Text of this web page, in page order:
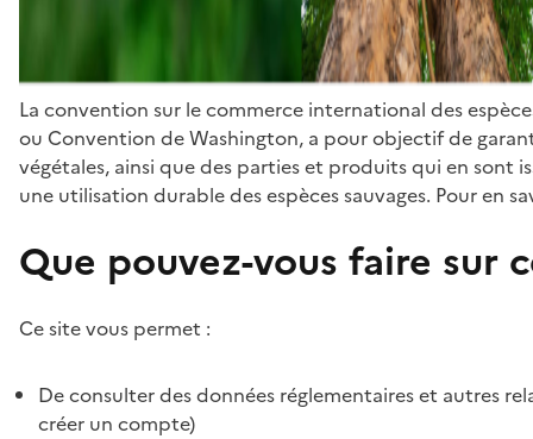
La convention sur le commerce international des
ou Convention de Washington, a pour objectif de
végétales, ainsi que des parties et produits qui en sont
une utilisation durable des espèces sauvages. Pour en
Que pouvez-vous faire sur
Ce site vous permet :
De consulter des données réglementaires et autres
créer un compte)